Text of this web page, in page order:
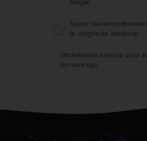
België
Spaar
je volgende aankoop
Uitstekende service voor
na verkoop